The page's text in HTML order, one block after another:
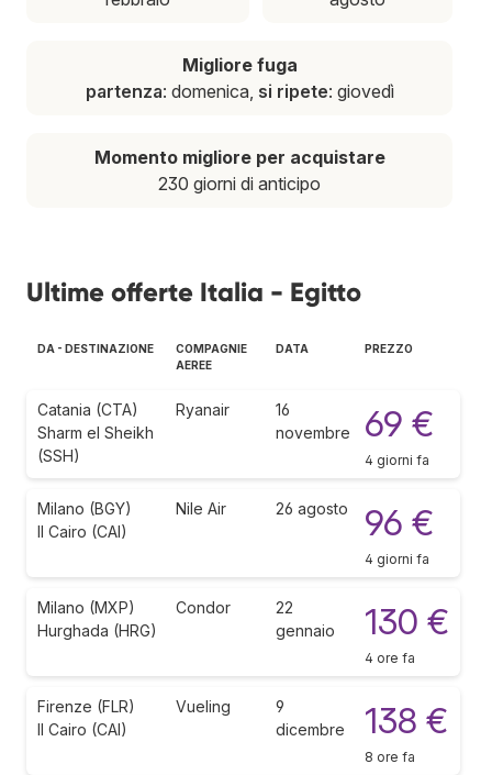
Migliore fuga
partenza: domenica, si ripete: giovedì
Momento migliore per acquistare
230 giorni di anticipo
Ultime offerte Italia - Egitto
DA - DESTINAZIONE
COMPAGNIE
AEREE
DATA PREZZO
Catania (CTA)
Sharm el Sheikh
(SSH)
Ryanair
16
novembre
69 €
4 giorni fa
Milano (BGY)
Il Cairo (CAI)
Nile Air 26 agosto 96 €
4 giorni fa
Milano (MXP)
Hurghada (HRG)
Condor
22
gennaio
130 €
4 ore fa
Firenze (FLR)
Il Cairo (CAI)
Vueling
9
dicembre
138 €
8 ore fa